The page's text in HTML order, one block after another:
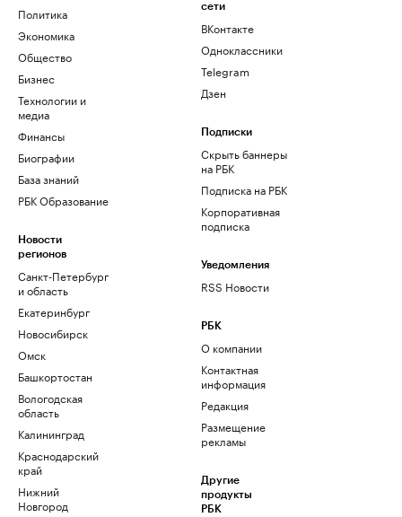
Политика
Экономика
Общество
Бизнес
Технологии и
медиа
Финансы
Биографии
База знаний
РБК Образование
Новости
регионов
Санкт-Петербург
и область
Екатеринбург
Новосибирск
Омск
Башкортостан
Вологодская
область
Калининград
Краснодарский
край
Нижний
Новгород
сети
ВКонтакте
Одноклассники
Telegram
Дзен
Подписки
Скрыть баннеры
на РБК
Подписка на РБК
Корпоративная
подписка
Уведомления
RSS Новости
РБК
О компании
Контактная
информация
Редакция
Размещение
рекламы
Другие
продукты
РБК